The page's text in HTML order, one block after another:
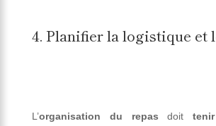
4. Planifier la logistique et
L’organisation du repas doit